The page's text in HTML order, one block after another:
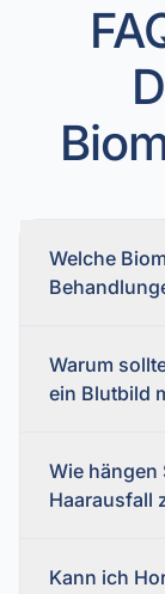
Welche
Warum
ein Blutbild
Wie hängen
Haarausfall
Kann ich